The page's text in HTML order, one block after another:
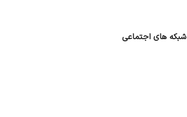
شبکه های اجتماعی